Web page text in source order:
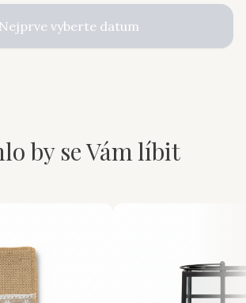
Nejprve vyberte datum
by se Vám líbit